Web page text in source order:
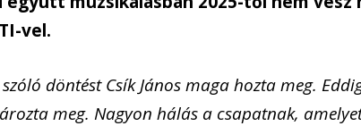
vel.
döntést Csík János maga hozta meg.
meg. Nagyon hálás a csapatnak,